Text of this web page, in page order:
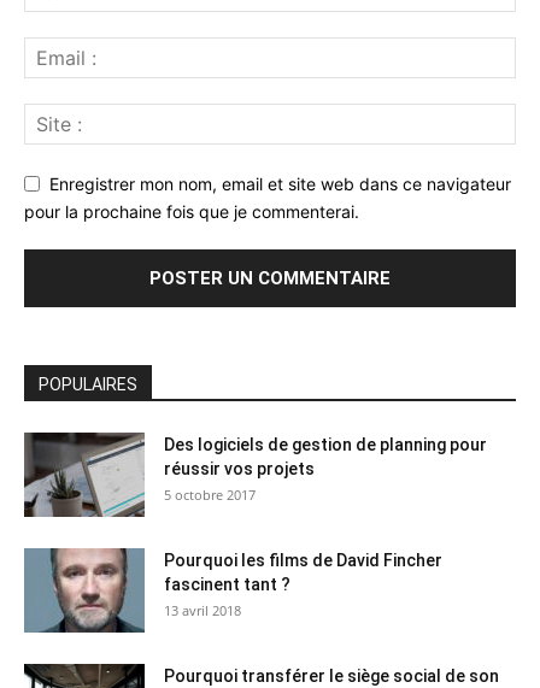
Enregistrer mon nom, email et site web dans ce navigateur
pour la prochaine fois que je commenterai.
POPULAIRES
Des logiciels de gestion de planning pour
réussir vos projets
5 octobre 2017
Pourquoi les films de David Fincher
fascinent tant ?
13 avril 2018
Pourquoi transférer le siège social de son